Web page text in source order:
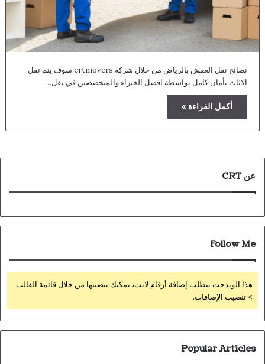
نصائح نقل العفش بالرياض من خلال شركة crtmovers سوف يتم نقل
الاثاث بأمان كامل بواسطة افضل الخبراء والمتخصصين في نقل…
أكمل القراءة »
عن CRT
Follow Me
هذا الويدجت يتطلب إضافة أرقام لايت، يمكنك تنصيبها من خلال قائمة القالب
> تنصيب الإضافات.
Popular Articles